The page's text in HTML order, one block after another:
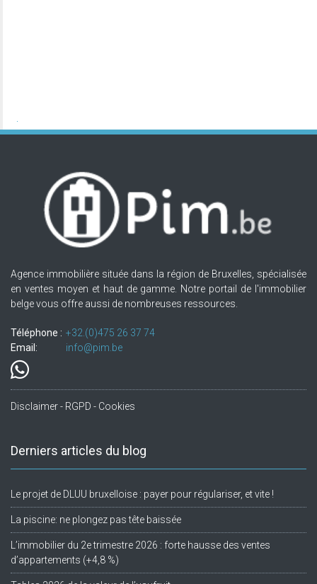
Agence immobilière située dans la région de Bruxelles, spécialisée
en ventes moyen et haut de gamme. Notre portail de l'immobilier
belge vous offre aussi de nombreuses ressources.
Téléphone : +32.(0)475 26 37 74
Email:
info@pim.be
Disclaimer - RGPD - Cookies
Derniers articles du blog
Le projet de DLUU bruxelloise : payer pour régulariser, et vite !
La piscine: ne plongez pas tête baissée
L’immobilier du 2e trimestre 2026 : forte hausse des ventes
d’appartements (+4,8 %)